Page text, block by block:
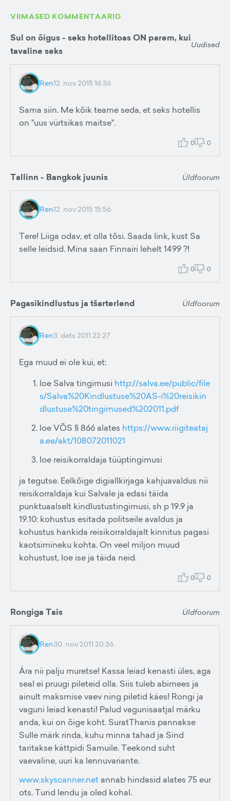
VIIMASED KOMMENTAARID
Sul on õigus - seks hotellitoas ON parem, kui
tavaline seks
Uudised
Ren12. nov 2015 16:36
Sama siin. Me kõik teame seda, et seks hotellis
on "uus vürtsikas maitse".
0 0
Tallinn - Bangkok juunis Üldfoorum
Ren12. nov 2015 15:56
Tere! Liiga odav, et olla tõsi. Saada link, kust Sa
selle leidsid. Mina saan Finnairi lehelt 1499 ?!
0 0
Pagasikindlustus ja tšarterlend Üldfoorum
Ren3. dets 2011 22:27
Ega muud ei ole kui, et:
loe Salva tingimusi http://salva.ee/public/file
s/Salva%20Kindlustuse%20AS-i%20reisikin
dlustuse%20tingimused%202011.pdf
loe VÕS § 866 alates https://www.riigiteataj
a.ee/akt/108072011021
loe reisikorraldaja tüüptingimusi
ja tegutse. Eelkõige digiallkirjaga kahjuavaldus nii
reisikorraldaja kui Salvale ja edasi täida
punktuaalselt kindlustustingimusi, sh p 19.9 ja
19.10: kohustus esitada politseile avaldus ja
kohustus hankida reisikorraldajalt kinnitus pagasi
kaotsimineku kohta. On veel miljon muud
kohustust, loe ise ja täida neid.
0 0
Rongiga Tais Üldfoorum
Ren30. nov 2011 20:36
Ära nii palju muretse! Kassa leiad kenasti üles, aga
seal ei pruugi pileteid olla. Siis tuleb abimees ja
ainult maksmise vaev ning piletid käes! Rongi ja
vaguni leiad kenasti! Palud vagunisaatjal märku
anda, kui on õige koht. SuratThanis pannakse
Sulle märk rinda, kuhu minna tahad ja Sind
taritakse kättpidi Samuile. Teekond suht
vaevaline, uuri ka lennuvariante.
www.skyscanner.net annab hindasid alates 75 eur
ots. Tund lendu ja oled kohal.